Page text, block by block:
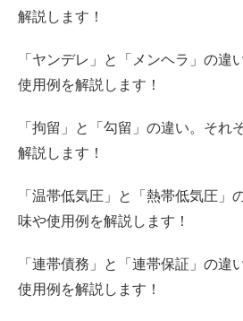
解説します！
「ヤンデレ」と「メンヘラ」の違
使用例を解説します！
「拘留」と「勾留」の違い。それ
解説します！
「温帯低気圧」と「熱帯低気圧」
味や使用例を解説します！
「連帯債務」と「連帯保証」の違
使用例を解説します！